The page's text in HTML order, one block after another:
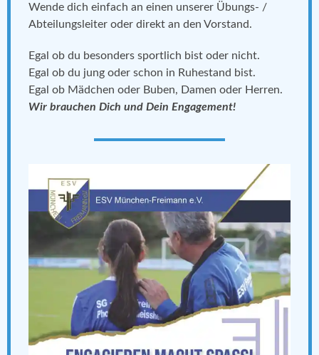
Wende dich einfach an einen unserer Übungs- /
Abteilungsleiter oder direkt an den Vorstand.
Egal ob du besonders sportlich bist oder nicht.
Egal ob du jung oder schon in Ruhestand bist.
Egal ob Mädchen oder Buben, Damen oder Herren.
Wir brauchen Dich und Dein Engagement!